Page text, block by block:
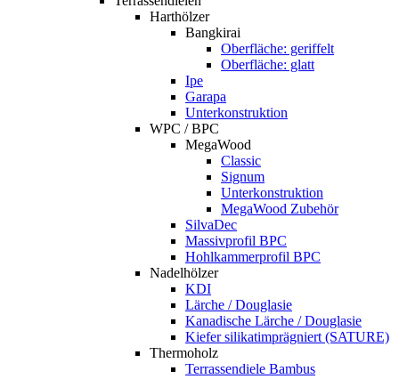
Harthölzer
Bangkirai
Oberfläche: geriffelt
Oberfläche: glatt
Ipe
Garapa
Unterkonstruktion
WPC / BPC
MegaWood
Classic
Signum
Unterkonstruktion
MegaWood Zubehör
SilvaDec
Massivprofil BPC
Hohlkammerprofil BPC
Nadelhölzer
KDI
Lärche / Douglasie
Kanadische Lärche / Douglasie
Kiefer silikatimprägniert (SATURE)
Thermoholz
Terrassendiele Bambus